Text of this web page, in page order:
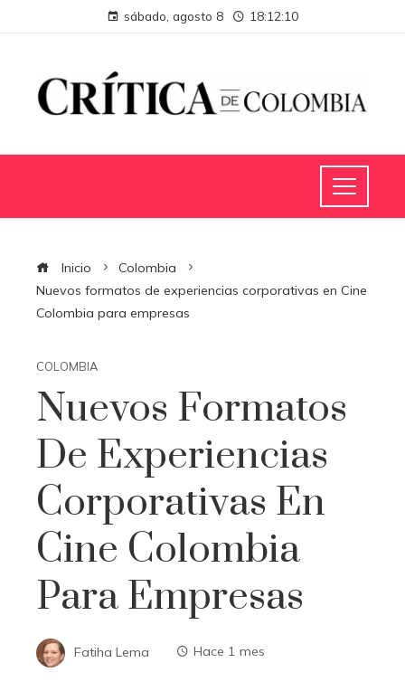
sábado, agosto 8 18:12:11
Inicio
Colombia
Nuevos formatos de experiencias corporativas en Cine
Colombia para empresas
COLOMBIA
Nuevos Formatos
De Experiencias
Corporativas En
Cine Colombia
Para Empresas
Fatiha Lema Hace 1 mes